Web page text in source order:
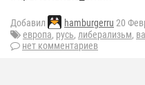
Добавил hamburgerru 20
европа, русь, либерализьм,
нет комментариев